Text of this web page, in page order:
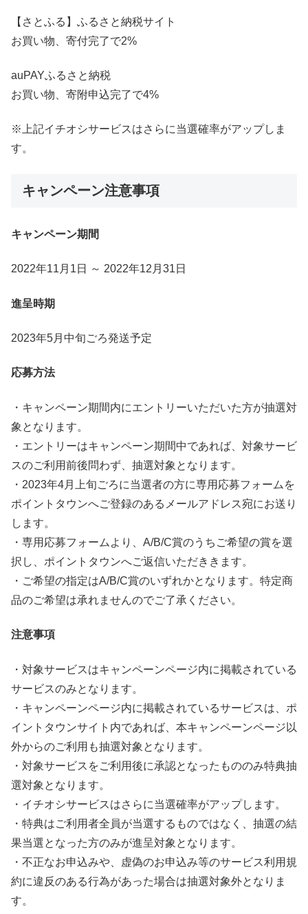
【さとふる】ふるさと納税サイト
お買い物、寄付完了で2%
auPAYふるさと納税
お買い物、寄附申込完了で4%
※上記イチオシサービスはさらに当選確率がアップしま
す。
キャンペーン注意事項
キャンペーン期間
2022年11月1日 ～ 2022年12月31日
進呈時期
2023年5月中旬ごろ発送予定
応募方法
・キャンペーン期間内にエントリーいただいた方が抽選対
象となります。
・エントリーはキャンペーン期間中であれば、対象サービ
スのご利用前後問わず、抽選対象となります。
・2023年4月上旬ごろに当選者の方に専用応募フォームを
ポイントタウンへご登録のあるメールアドレス宛にお送り
します。
・専用応募フォームより、A/B/C賞のうちご希望の賞を選
択し、ポイントタウンへご返信いただききます。
・ご希望の指定はA/B/C賞のいずれかとなります。特定商
品のご希望は承れませんのでご了承ください。
注意事項
・対象サービスはキャンペーンページ内に掲載されている
サービスのみとなります。
・キャンペーンページ内に掲載されているサービスは、ポ
イントタウンサイト内であれば、本キャンペーンページ以
外からのご利用も抽選対象となります。
・対象サービスをご利用後に承認となったもののみ特典抽
選対象となります。
・イチオシサービスはさらに当選確率がアップします。
・特典はご利用者全員が当選するものではなく、抽選の結
果当選となった方のみが進呈対象となります。
・不正なお申込みや、虚偽のお申込み等のサービス利用規
約に違反のある行為があった場合は抽選対象外となりま
す。